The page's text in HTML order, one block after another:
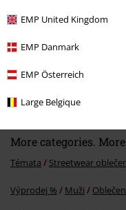
EMP United Kingdom
EMP Danmark
EMP Österreich
Large Belgique
%
More categories.
Témata Streetwear
Výprodej % Muži